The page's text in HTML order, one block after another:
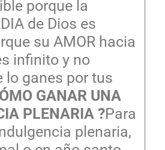
porque la
de Dios es
su AMOR hacia
infinito y no
lo ganes por tus
GANAR UNA
PLENARIA ?Para
plenaria,